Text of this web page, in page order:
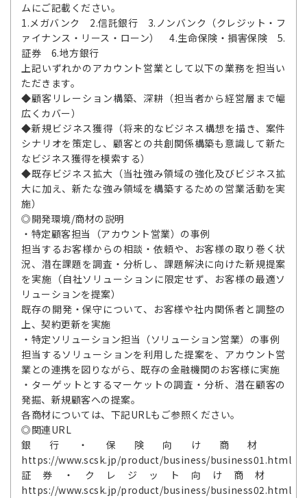
ムにご記載ください。
1.メガバンク 2.信託銀行 3.ノンバンク（クレジット・フ
ァイナンス・リース・ローン） 4.生命保険・損害保険 5.
証券 6.地方銀行
上記いずれかのアカウント営業として以下の業務を担当い
ただきます。
◆顧客リレーション構築、深耕（担当者から経営層まで幅
広くカバー）
◆新規ビジネス獲得（将来的なビジネス構想を描き、案件
シナリオを策定し、顧客との共創関係構築も意識して新た
なビジネス獲得を模索する）
◆既存ビジネス拡大（当社強み領域の強化及びビジネス拡
大に加え、新たな強み領域を構築するための営業活動を実
施）
◎開発環境/商材の説明
・特定顧客担当（アカウント営業）の事例
担当するお客様からの相談・依頼や、お客様の取り巻く状
況、潜在課題を調査・分析し、課題解決に向けた新規提案
を実施（自社ソリューションに限定せず、お客様の最適ソ
リューションを提案）
既存の開発・保守について、お客様や社内関係者と調整の
上、契約更新を実施
・特定ソリューション担当（ソリューション営業）の事例
担当するソリューションを利用した提案を、アカウント営
業との連携を図りながら、既存の金融機関のお客様に実施
・ターゲットとするマーケットの調査・分析、潜在顧客の
発掘、新規顧客への提案。
各商材については、下記URLもご参照ください。
◎関連URL
銀行・保険向け商材
https://www.scsk.jp/product/business/business01.html
証券・クレジット向け商材
https://www.scsk.jp/product/business/business02.html